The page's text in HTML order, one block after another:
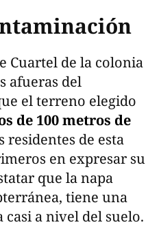
Cuartel de la colonia
afueras del
el terreno elegido
de 100 metros de
residentes de esta
en expresar su
que la napa
tiene una
a nivel del suelo.